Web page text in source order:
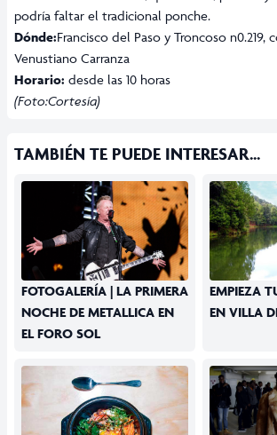
podría faltar el tradicional ponche.
Dónde:Francisco del Paso y Troncoso n0.219,
Venustiano Carranza
Horario: desde las 10 horas
(Foto:Cortesía)
TAMBIÉN TE PUEDE INTERESAR...
FOTOGALERÍA | LA PRIMERA
NOCHE DE METALLICA EN
EL FORO SOL
EMPIEZA
EN VILLA